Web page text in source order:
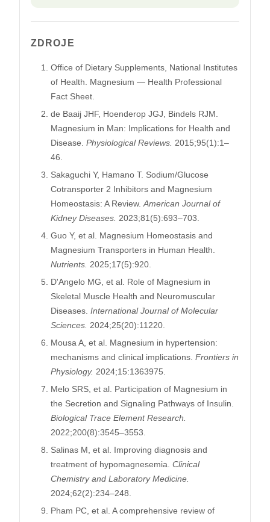
ZDROJE
Office of Dietary Supplements, National Institutes
of Health. Magnesium — Health Professional
Fact Sheet.
de Baaij JHF, Hoenderop JGJ, Bindels RJM.
Magnesium in Man: Implications for Health and
Disease. Physiological Reviews. 2015;95(1):1–
46.
Sakaguchi Y, Hamano T. Sodium/Glucose
Cotransporter 2 Inhibitors and Magnesium
Homeostasis: A Review.American Journal of
Kidney Diseases. 2023;81(5):693–703.
Guo Y, et al. Magnesium Homeostasis and
Magnesium Transporters in Human Health.
Nutrients. 2025;17(5):920.
D'Angelo MG, et al. Role of Magnesium in
Skeletal Muscle Health and Neuromuscular
Diseases. International Journal of Molecular
Sciences. 2024;25(20):11220.
Mousa A, et al. Magnesium in hypertension:
mechanisms and clinical implications. Frontiers in
Physiology. 2024;15:1363975.
Melo SRS, et al. Participation of Magnesium in
the Secretion and Signaling Pathways of Insulin.
Biological Trace Element Research.
2022;200(8):3545–3553.
Salinas M, et al. Improving diagnosis and
treatment of hypomagnesemia. Clinical
Chemistry and Laboratory Medicine.
2024;62(2):234–248.
Pham PC, et al. A comprehensive review of